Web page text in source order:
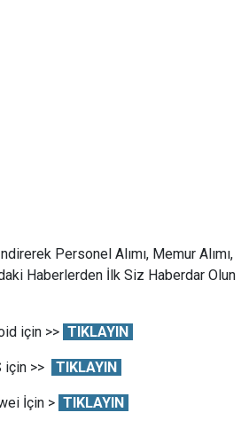
Personel Alımı, Memur Alımı,
Haberlerden İlk Siz Haberdar Olun
için >> TIKLAYIN
için >> TIKLAYIN
İçin > TIKLAYIN